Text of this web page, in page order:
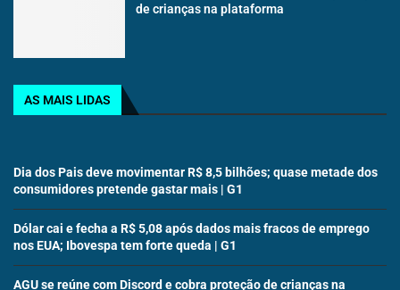
de crianças na plataforma
AS MAIS LIDAS
Dia dos Pais deve movimentar R$ 8,5 bilhões; quase metade dos
consumidores pretende gastar mais | G1
Dólar cai e fecha a R$ 5,08 após dados mais fracos de emprego
nos EUA; Ibovespa tem forte queda | G1
AGU se reúne com Discord e cobra proteção de crianças na